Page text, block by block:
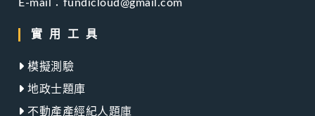
E-mail：fundicloud@gmail.com
實用工具
模擬測驗
地政士題庫
不動產產經紀人題庫